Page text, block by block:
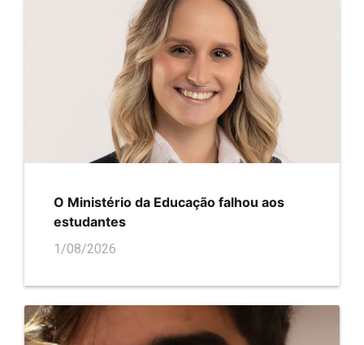
O Ministério da Educação falhou aos
estudantes
1/08/2026